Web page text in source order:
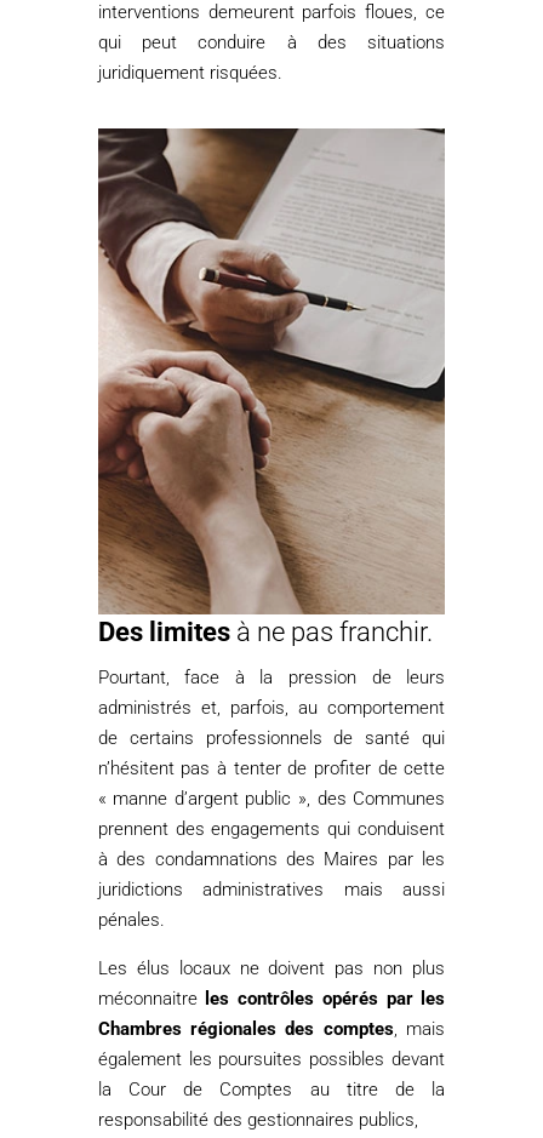
interventions demeurent parfois floues, ce
qui peut conduire à des situations
juridiquement risquées.
Des limitesà ne pas franchir.
Pourtant, face à la pression de leurs
administrés et, parfois, au comportement
de certains professionnels de santé qui
n’hésitent pas à tenter de profiter de cette
« manne d’argent public », des Communes
prennent des engagements qui conduisent
à des condamnations des Maires par les
juridictions administratives mais aussi
pénales.
Les élus locaux ne doivent pas non plus
méconnaitre les contrôles opérés par les
Chambres régionales des comptes, mais
également les poursuites possibles devant
la Cour de Comptes au titre de la
responsabilité des gestionnaires publics,